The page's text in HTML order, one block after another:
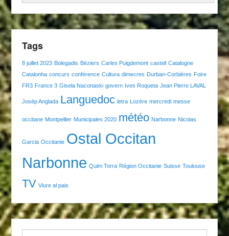
Tags
8 juillet 2023 Bolegadis Béziers Carles Puigdemont castell Catalogne
Catalonha concurs conférence Cultura dimecres Durban-Corbières Foire
FR3 France 3 Gisela Naconaski govern Ives Roqueta Jean Pierre LAVAL
Josèp Anglada Languedoc letra Lozère mercredi messe
occitane Montpellier Municipales 2020 météo Narbonne Nicolas
Garcia Occitanie Ostal Occitan
Narbonne Quim Torra Région Occitanie Suisse Toulouse
TV Viure al pais